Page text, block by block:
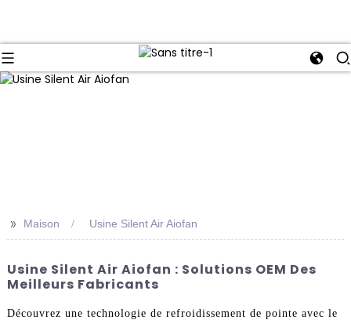
>> Maison Usine Silent Air Aiofan
Usine Silent Air Aiofan : Solutions OEM Des
Meilleurs Fabricants
Découvrez une technologie de refroidissement de pointe avec le